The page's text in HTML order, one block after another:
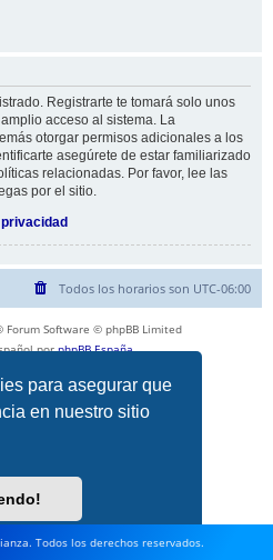
para asegurar que
en nuestro sitio
Registrarte te tomará solo unos
acceso al sistema. La
otorgar permisos adicionales a los
asegúrete de estar familiarizado
relacionadas. Por favor, lee las
por el sitio.
Todos los horarios son UTC-06:00
Forum Software © phpBB Limited
porphpBB España
Todos los derechos reservados.